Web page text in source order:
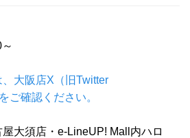
大阪店X（旧Twitter
ご確認ください。
大須店・e-LineUP! Mall内ハロ